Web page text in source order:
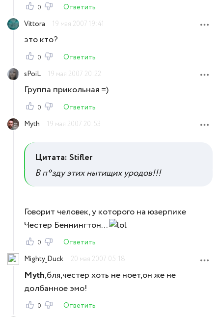
0
Ответить
Vittora
19 мая 2007 19:41
это кто?
0
Ответить
sPoiL
19 мая 2007 20:22
Группа прикольная =)
0
Ответить
Myth
19 мая 2007 20:53
Цитата: Stifler
В п*зду этих нытищих уродов!!!
Говорит человек, у которого на юзерпике
Честер Беннингтон...
0
Ответить
Mighty_Duck
20 мая 2007 05:18
Myth,бля,честер хоть не ноет,он же не
долбанное эмо!
0
Ответить